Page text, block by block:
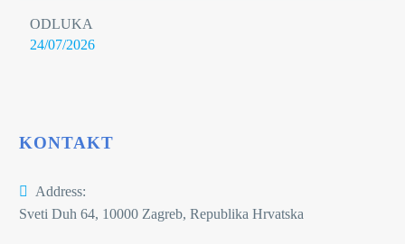
ODLUKA
24/07/2026
KONTAKT
Address:
Sveti Duh 64, 10000 Zagreb, Republika Hrvatska